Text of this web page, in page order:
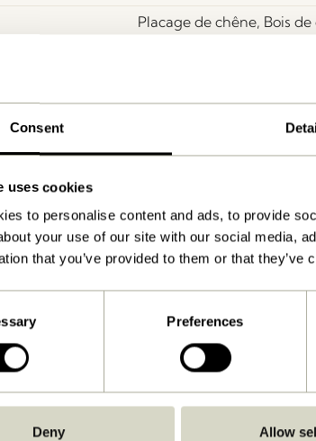
Consent
uses cookies
to personalise content and ads, to provide
your use of our site with our social media,
that you’ve provided to them or that
Preferences
Deny Allow
Placage de chêne, Bois
Voir les
À